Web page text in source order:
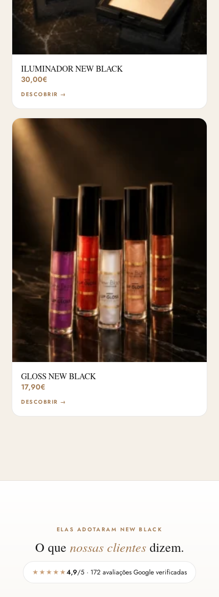
ILUMINADOR NEW BLACK
30,00€
DESCOBRIR →
GLOSS NEW BLACK
17,90€
DESCOBRIR →
ELAS ADOTARAM NEW BLACK
O que nossas clientesdizem.
★★★★★4,9/5 · 172 avaliações Google verificadas